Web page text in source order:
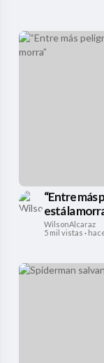
“Entre más
está la
WilsonAlcaraz
5 mil vistas ·